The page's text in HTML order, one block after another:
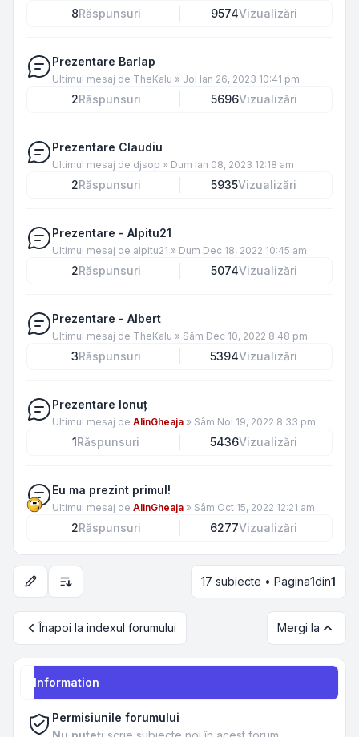
8Răspunsuri 9574Vizualizări
Prezentare Barlap
Ultimul mesaj de TheKalu » Joi Ian 26, 2023 10:41 pm
2Răspunsuri 5696Vizualizări
Prezentare Claudiu
Ultimul mesaj de djsop » Dum Ian 08, 2023 12:18 am
2Răspunsuri 5935Vizualizări
Prezentare - Alpitu21
Ultimul mesaj de alpitu21 » Dum Dec 18, 2022 10:45 am
2Răspunsuri 5074Vizualizări
Prezentare - Albert
Ultimul mesaj de TheKalu » Sâm Dec 10, 2022 8:48 pm
3Răspunsuri 5394Vizualizări
Prezentare Ionuț
Ultimul mesaj de AlinGheaja » Sâm Noi 19, 2022 8:33 pm
1Răspunsuri 5436Vizualizări
Eu ma prezint primul!
Ultimul mesaj de AlinGheaja » Sâm Oct 15, 2022 12:21 am
2Răspunsuri 6277Vizualizări
Opțiuni de sortare și afișare17 subiecte • Pagina1din1
Înapoi la indexul forumului Mergi la
Information
Permisiunile forumului